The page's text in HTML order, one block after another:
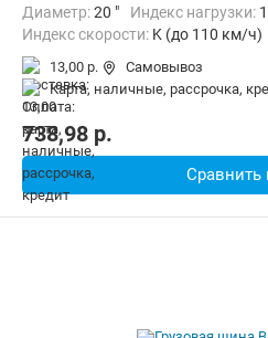
Диаметр:20 " Индекс нагрузки:
Индекс скорости: K (до 110 км/ч)
13,00 р.
Самовывоз
карта, наличные, рассрочка,
738,98 p.
Сравнить